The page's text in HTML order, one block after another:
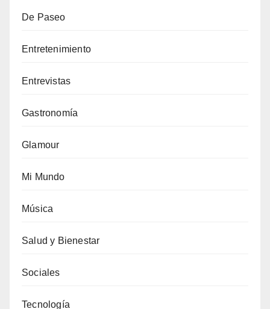
De Paseo
Entretenimiento
Entrevistas
Gastronomía
Glamour
Mi Mundo
Música
Salud y Bienestar
Sociales
Tecnología